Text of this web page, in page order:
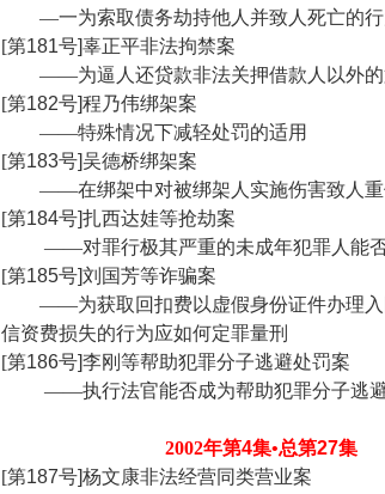
—一为索取债务劫持他人并致人死亡的
[第181号]辜正平非法拘禁案
——为逼人还贷款非法关押借款人以外的
[第182号]程乃伟绑架案
——特殊情况下减轻处罚的适用
[第183号]吴德桥绑架案
——在绑架中对被绑架人实施伤害致人重
[第184号]扎西达娃等抢劫案
——对罪行极其严重的未成年犯罪人能
[第185号]刘国芳等诈骗案
——为获取回扣费以虚假身份证件办理
信资费损失的行为应如何定罪量刑
[第186号]李刚等帮助犯罪分子逃避处罚案
——执行法官能否成为帮助犯罪分子逃
2002年第4集•总第27集
[第187号]杨文康非法经营同类营业案